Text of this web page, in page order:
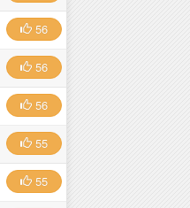
56
56
56
55
55